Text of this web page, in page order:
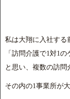
私は大翔に入社する
「訪問介護で1対1
と思い、複数の訪問
その内の1事業所が